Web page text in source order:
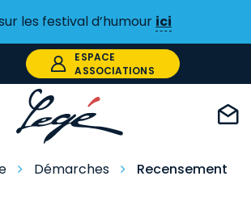
les festival d’humour ici
ESPACE
ASSOCIATIONS
Démarches
Recensement